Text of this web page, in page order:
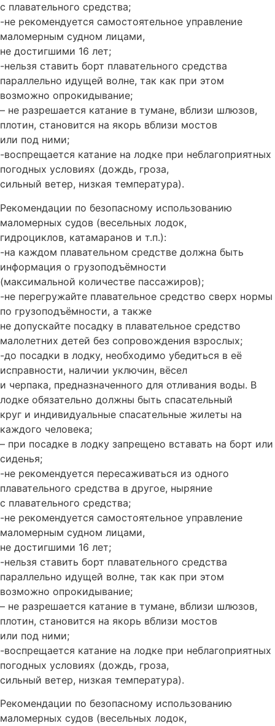
с плавательного средства;
-не рекомендуется самостоятельное управление
маломерным судном лицами,
не достигшими 16 лет;
-нельзя ставить борт плавательного средства
параллельно идущей волне, так как при этом
возможно опрокидывание;
– не разрешается катание в тумане, вблизи шлюзов,
плотин, становится на якорь вблизи мостов
или под ними;
-воспрещается катание на лодке при неблагоприятных
погодных условиях (дождь, гроза,
сильный ветер, низкая температура).
Рекомендации по безопасному использованию
маломерных судов (весельных лодок,
гидроциклов, катамаранов и т.п.):
-на каждом плавательном средстве должна быть
информация о грузоподъёмности
(максимальной количестве пассажиров);
-не перегружайте плавательное средство сверх нормы
по грузоподъёмности, а также
не допускайте посадку в плавательное средство
малолетних детей без сопровождения взрослых;
-до посадки в лодку, необходимо убедиться в её
исправности, наличии уключин, вёсел
и черпака, предназначенного для отливания воды. В
лодке обязательно должны быть спасательный
круг и индивидуальные спасательные жилеты на
каждого человека;
– при посадке в лодку запрещено вставать на борт или
сиденья;
-не рекомендуется пересаживаться из одного
плавательного средства в другое, ныряние
с плавательного средства;
-не рекомендуется самостоятельное управление
маломерным судном лицами,
не достигшими 16 лет;
-нельзя ставить борт плавательного средства
параллельно идущей волне, так как при этом
возможно опрокидывание;
– не разрешается катание в тумане, вблизи шлюзов,
плотин, становится на якорь вблизи мостов
или под ними;
-воспрещается катание на лодке при неблагоприятных
погодных условиях (дождь, гроза,
сильный ветер, низкая температура).
Рекомендации по безопасному использованию
маломерных судов (весельных лодок,